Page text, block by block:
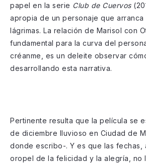
papel en la serie Club de Cuervos
apropia de un personaje que arranca
lágrimas. La relación de Marisol con
fundamental para la curva del
créanme, es un deleite observar
desarrollando esta narrativa.
Pertinente resulta que la película se
de diciembre lluvioso en Ciudad de
donde escribo-. Y es que las fechas,
oropel de la felicidad y la alegría, no